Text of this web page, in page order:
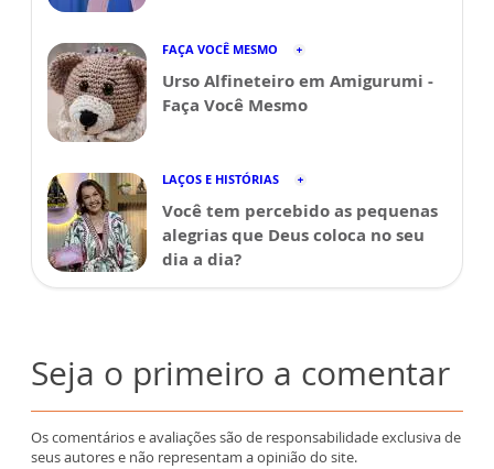
FAÇA VOCÊ MESMO
Urso Alfineteiro em Amigurumi -
Faça Você Mesmo
LAÇOS E HISTÓRIAS
Você tem percebido as pequenas
alegrias que Deus coloca no seu
dia a dia?
Seja o primeiro a comentar
Os comentários e avaliações são de responsabilidade exclusiva de
seus autores e não representam a opinião do site.